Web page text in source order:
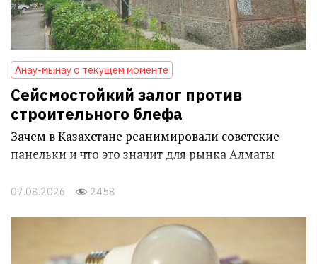
Анау-мынау о текущем моменте
Сейсмостойкий залог против
строительного блефа
Зачем в Казахстане реанимировали советские
панельки и что это значит для рынка Алматы
07.08.2026 2458